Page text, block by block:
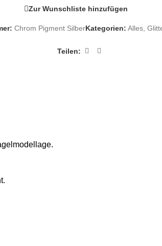
Zur Wunschliste hinzufügen
Chrom Pigment SilberKategorien: Alles,
Teilen: